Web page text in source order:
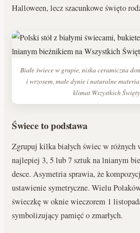
Halloween, lecz szacunkowe święto
Białe świece w grupie, niska ceramiczna
i wrzosem, małe dynie i naturalne
klimat Wszystkich
Świece to podstawa
Zgrupuj kilka białych świec w różnych
najlepiej 3, 5 lub 7 sztuk na lnianym
desce. Asymetria sprawia, że
ustawienie symetryczne. Wielu
świeczkę w oknie wieczorem 1
symbolizujący pamięć o zmarłych.